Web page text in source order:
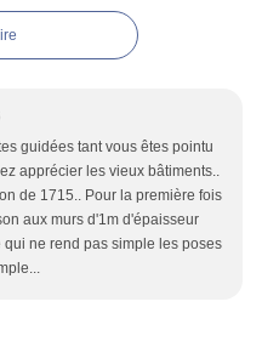
guidées tant vous êtes pointu
apprécier les vieux bâtiments..
de 1715.. Pour la première fois
aux murs d'1m d'épaisseur
ne rend pas simple les poses